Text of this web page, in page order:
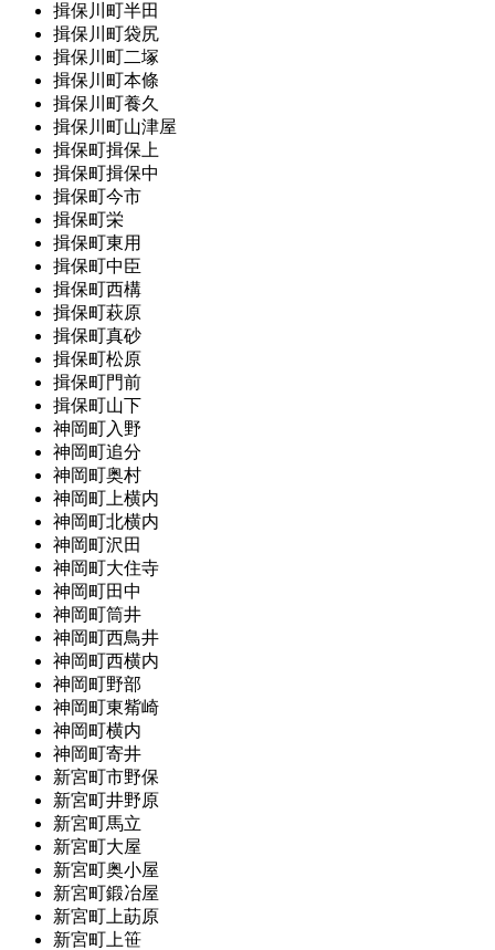
揖保川町半田
揖保川町袋尻
揖保川町二塚
揖保川町本條
揖保川町養久
揖保川町山津屋
揖保町揖保上
揖保町揖保中
揖保町今市
揖保町栄
揖保町東用
揖保町中臣
揖保町西構
揖保町萩原
揖保町真砂
揖保町松原
揖保町門前
揖保町山下
神岡町入野
神岡町追分
神岡町奥村
神岡町上横内
神岡町北横内
神岡町沢田
神岡町大住寺
神岡町田中
神岡町筒井
神岡町西鳥井
神岡町西横内
神岡町野部
神岡町東觜崎
神岡町横内
神岡町寄井
新宮町市野保
新宮町井野原
新宮町馬立
新宮町大屋
新宮町奥小屋
新宮町鍛冶屋
新宮町上莇原
新宮町上笹